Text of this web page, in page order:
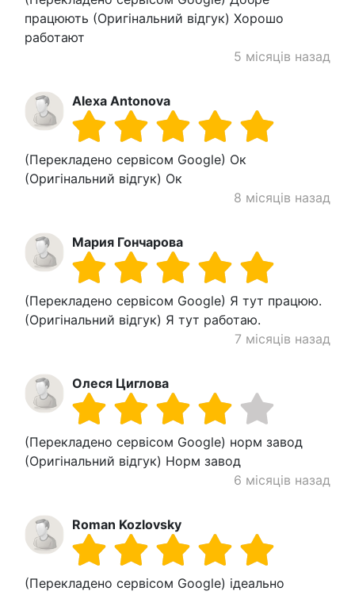
працюють (Оригінальний відгук) Хорошо
работают
5 місяців назад
Alexa Antonova
(Перекладено сервісом Google) Ок
(Оригінальний відгук) Ок
8 місяців назад
Мария Гончарова
(Перекладено сервісом Google) Я тут працюю.
(Оригінальний відгук) Я тут работаю.
7 місяців назад
Олеся Циглова
(Перекладено сервісом Google) норм завод
(Оригінальний відгук) Норм завод
6 місяців назад
Roman Kozlovsky
(Перекладено сервісом Google) ідеально